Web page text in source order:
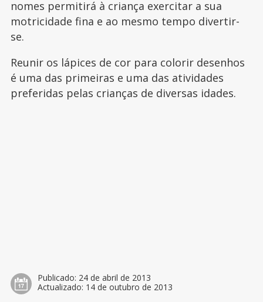
nomes permitirá à criança exercitar a sua
motricidade fina e ao mesmo tempo divertir-
se.
Reunir os lápices de cor para colorir desenhos
é uma das primeiras e uma das atividades
preferidas pelas crianças de diversas idades.
Publicado: 24 de abril de 2013
Actualizado: 14 de outubro de 2013